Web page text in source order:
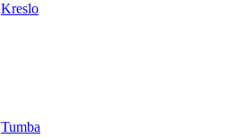
Kreslo
Tumba